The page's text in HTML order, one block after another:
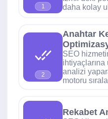
1
daha kolay
2
Anahtar
SEO
analizi
motoru
Rekabet